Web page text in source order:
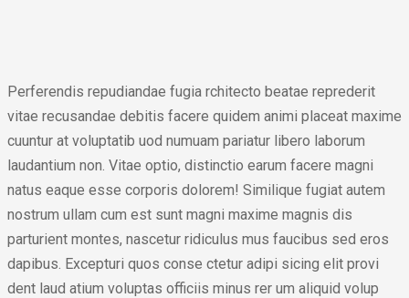
Perferendis repudiandae fugia rchitecto beatae reprederit
vitae recusandae debitis facere quidem animi placeat maxime
cuuntur at voluptatib uod numuam pariatur libero laborum
laudantium non. Vitae optio, distinctio earum facere magni
natus eaque esse corporis dolorem! Similique fugiat autem
nostrum ullam cum est sunt magni maxime magnis dis
parturient montes, nascetur ridiculus mus faucibus sed eros
dapibus. Excepturi quos conse ctetur adipi sicing elit provi
dent laud atium voluptas officiis minus rer um aliquid volup